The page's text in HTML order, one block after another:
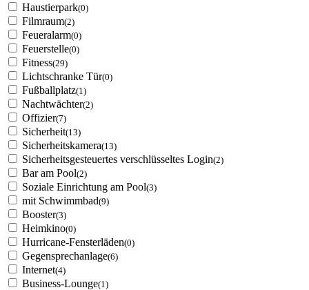
Haustierpark(0)
Filmraum(2)
Feueralarm(0)
Feuerstelle(0)
Fitness(29)
Lichtschranke Tür(0)
Fußballplatz(1)
Nachtwächter(2)
Offizier(7)
Sicherheit(13)
Sicherheitskamera(13)
Sicherheitsgesteuertes verschlüsseltes Login(2)
Bar am Pool(2)
Soziale Einrichtung am Pool(3)
mit Schwimmbad(9)
Booster(3)
Heimkino(0)
Hurricane-Fensterläden(0)
Gegensprechanlage(6)
Internet(4)
Business-Lounge(1)